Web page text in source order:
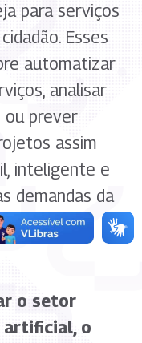
para serviços
Esses
automatizar
analisar
ou prever
assim
inteligente e
demandas da
o setor
artificial, o